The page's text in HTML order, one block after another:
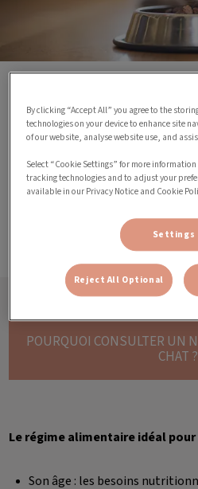
Le rôle d’un vétérinaire
quelle est l’alimentation
fonction de ses besoins
De plus, consulter un
chatpermet d’anticiper les
à certaines pathologies.
POURQUOI CONSULTER UN
CHAT ?
Le régime alimentaire idéal
Son âge : les besoins
By clicking “Accept All” you agree to the
technologies on your device to enhance site
of our website, analyse website use, and
Select “Cookie Settings” for more
tracking technologies and to adjust your
available in our Privacy Notice and Cookie
Settings
Reject All Optional